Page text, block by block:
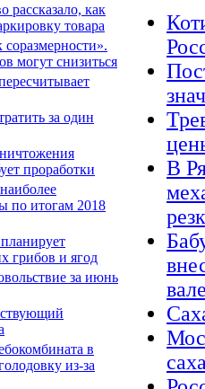
рассказало, как
товара
могут снизиться
за один
проработки
по итогам 2018
грибов и ягод
за июнь
в
из-за
В